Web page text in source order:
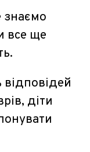
знаємо
все ще
діти